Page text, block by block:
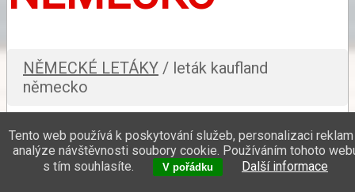
NĚMECKÉ LETÁKY / leták kaufland
německo
Tento web používá k poskytování služeb, personalizaci reklam
analýze návštěvnosti soubory cookie. Používáním tohoto
s tím souhlasíte.
V pořádku Další informace